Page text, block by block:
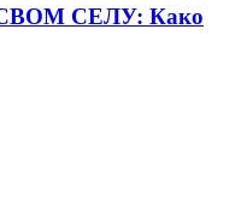
СЕЛУ: Како